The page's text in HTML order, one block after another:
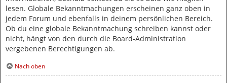
lesen. Globale Bekanntmachungen erscheinen ganz oben in
jedem Forum und ebenfalls in deinem persönlichen Bereich.
Ob du eine globale Bekanntmachung schreiben kannst oder
nicht, hängt von den durch die Board-Administration
vergebenen Berechtigungen ab.
Nach oben